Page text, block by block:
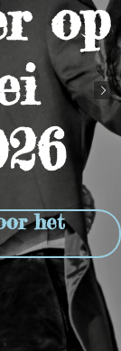
op
het